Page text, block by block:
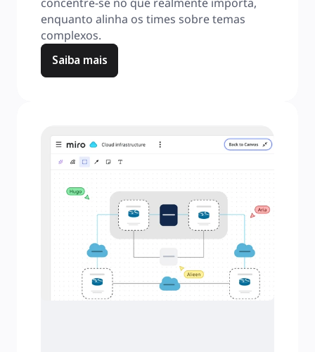
enquanto alinha os times sobre temas
complexos.
Saiba mais